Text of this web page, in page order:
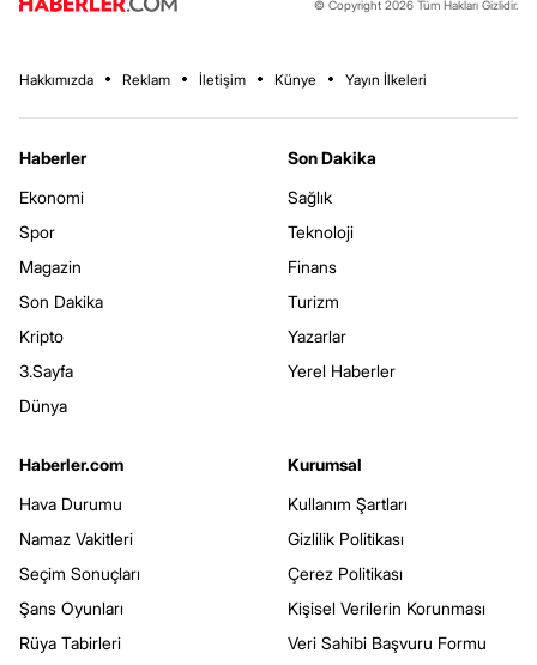
© Copyright 2026 Tüm Hakları Gizlidir.
Hakkımızda Reklam İletişim Künye Yayın İlkeleri
Haberler
Ekonomi
Spor
Magazin
Son Dakika
Kripto
3.Sayfa
Dünya
Son Dakika
Sağlık
Teknoloji
Finans
Turizm
Yazarlar
Yerel Haberler
Haberler.com
Hava Durumu
Namaz Vakitleri
Seçim Sonuçları
Şans Oyunları
Rüya Tabirleri
Kurumsal
Kullanım Şartları
Gizlilik Politikası
Çerez Politikası
Kişisel Verilerin Korunması
Veri Sahibi Başvuru Formu